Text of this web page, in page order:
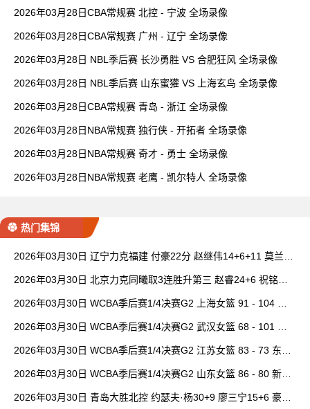
2026年03月28日CBA常规赛 北控 - 宁波 全场录像
2026年03月28日CBA常规赛 广州 - 辽宁 全场录像
2026年03月28日 NBL季后赛 长沙勇胜 VS 合肥狂风 全场录像
2026年03月28日 NBL季后赛 山东蜜獾 VS 上海玄鸟 全场录像
2026年03月28日CBA常规赛 青岛 - 浙江 全场录像
2026年03月28日NBA常规赛 独行侠 - 开拓者 全场录像
2026年03月28日NBA常规赛 奇才 - 勇士 全场录像
2026年03月28日NBA常规赛 老鹰 - 凯尔特人 全场录像
热门集锦
2026年03月30日 辽宁力克福建 付豪22分 赵继伟14+6+11 莫兰德
2026年03月30日 北京力克同曦取3连胜升第三 赵睿24+6 祝铭震1
2026年03月30日 WCBA季后赛1/4决赛G2 上海女篮 91 - 104 四
2026年03月30日 WCBA季后赛1/4决赛G2 武汉女篮 68 - 101 山
2026年03月30日 WCBA季后赛1/4决赛G2 江苏女篮 83 - 73 东莞
2026年03月30日 WCBA季后赛1/4决赛G2 山东女篮 86 - 80 新疆
2026年03月30日 青岛大胜北控 约瑟夫·杨30+9 廖三宁15+6 豪斯